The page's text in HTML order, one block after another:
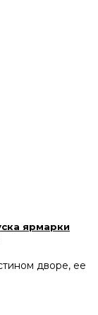
ярмарки
дворе, ее